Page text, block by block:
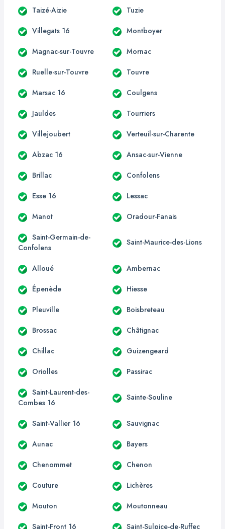
Taizé-Aizie Tuzie
Villegats 16 Montboyer
Magnac-sur-Touvre Mornac
Ruelle-sur-Touvre Touvre
Marsac 16 Coulgens
Jauldes Tourriers
Villejoubert Verteuil-sur-Charente
Abzac 16 Ansac-sur-Vienne
Brillac Confolens
Esse 16 Lessac
Manot Oradour-Fanais
Saint-Germain-de-
Confolens
Saint-Maurice-des-Lions
Alloué Ambernac
Épenède Hiesse
Pleuville Boisbreteau
Brossac Châtignac
Chillac Guizengeard
Oriolles Passirac
Saint-Laurent-des-
Combes 16
Sainte-Souline
Saint-Vallier 16 Sauvignac
Aunac Bayers
Chenommet Chenon
Couture Lichères
Mouton Moutonneau
Saint-Front 16 Saint-Sulpice-de-Ruffec